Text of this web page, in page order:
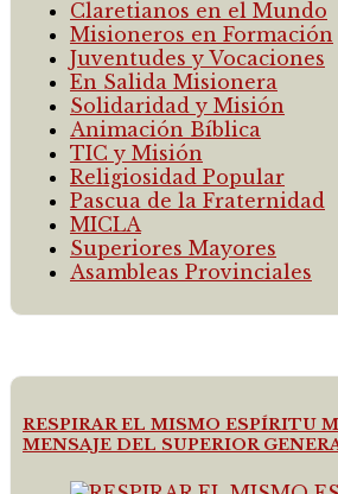
Claretianos en el Mundo
Misioneros en Formación
Juventudes y Vocaciones
En Salida Misionera
Solidaridad y Misión
Animación Bíblica
TIC y Misión
Religiosidad Popular
Pascua de la Fraternidad
MICLA
Superiores Mayores
Asambleas Provinciales
RESPIRAR EL MISMO ESPÍRITU
MENSAJE DEL SUPERIOR